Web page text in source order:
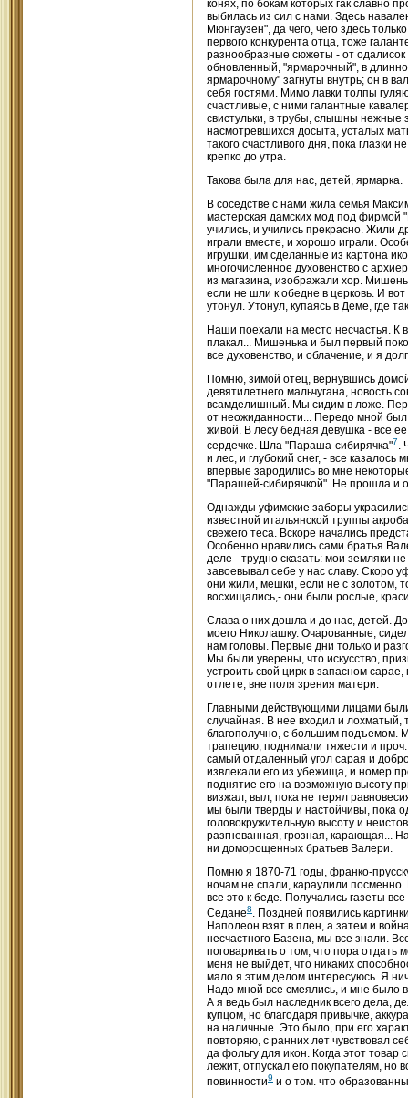
конях, по бокам которых гак славно
выбилась из сил с нами. Здесь
Мюнгаузен", да чего, чего здесь
первого конкурента отца, тоже
разнообразные сюжеты - от одалисок
обновленный, "ярмарочный", в
ярмарочному" загнуты внутрь; он в
себя гостями. Мимо лавки толпы
счастливые, с ними галантные
свистульки, в трубы, слышны нежные
насмотревшихся досыта, усталых
такого счастливого дня, пока глазки
крепко до утра.
Такова была для нас, детей, ярмарка.
В соседстве с нами жила семья
мастерская дамских мод под фирмой
учились, и учились прекрасно. Жили
играли вместе, и хорошо играли.
игрушки, им сделанные из картона
многочисленное духовенство с
из магазина, изображали хор.
если не шли к обедне в церковь. И
утонул. Утонул, купаясь в Деме, где
Наши поехали на место несчастья. К
плакал... Мишенька и был первый
все духовенство, и облачение, и я
Помню, зимой отец, вернувшись
девятилетнего мальчугана, новость
всамделишный. Мы сидим в ложе.
от неожиданности... Передо мной
живой. В лесу бедная девушка - все
сердечке. Шла "Параша-сибирячка"7.
и лес, и глубокий снег, - все
впервые зародились во мне
"Парашей-сибирячкой". Не прошла и
Однажды уфимские заборы
известной итальянской труппы
свежего теса. Вскоре начались
Особенно нравились сами братья
деле - трудно сказать: мои земляки
завоевывал себе у нас славу. Скоро
они жили, мешки, если не с золотом,
восхищались,- они были рослые,
Слава о них дошла и до нас, детей.
моего Николашку. Очарованные,
нам головы. Первые дни только и
Мы были уверены, что искусство,
устроить свой цирк в запасном
отлете, вне поля зрения матери.
Главными действующими лицами
случайная. В нее входил и
благополучно, с большим подъемом.
трапецию, поднимали тяжести и
самый отдаленный угол сарая и
извлекали его из убежища, и номер
поднятие его на возможную высоту
визжал, выл, пока не терял
мы были тверды и настойчивы, пока
головокружительную высоту и
разгневанная, грозная, карающая...
ни доморощенных братьев Валери.
Помню я 1870-71 годы, франко-
ночам не спали, караулили
все это к беде. Получались газеты
Седане8. Поздней появились
Наполеон взят в плен, а затем и
несчастного Базена, мы все знали.
поговаривать о том, что пора отдать
меня не выйдет, что никаких
мало я этим делом интересуюсь. Я
Надо мной все смеялись, и мне было
А я ведь был наследник всего дела,
купцом, но благодаря привычке,
на наличные. Это было, при его
повторяю, с ранних лет чувствовал
да фольгу для икон. Когда этот товар
лежит, отпускал его покупателям, но
повинности9 и о том. что